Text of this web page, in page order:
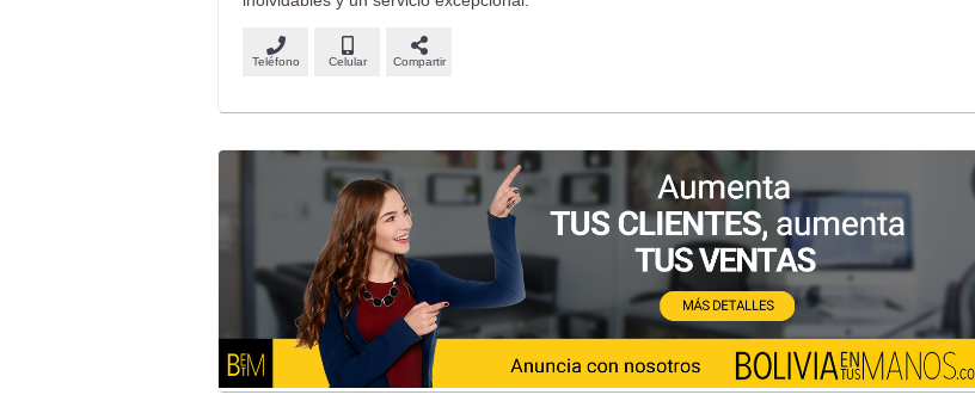
Teléfono Celular Compartir